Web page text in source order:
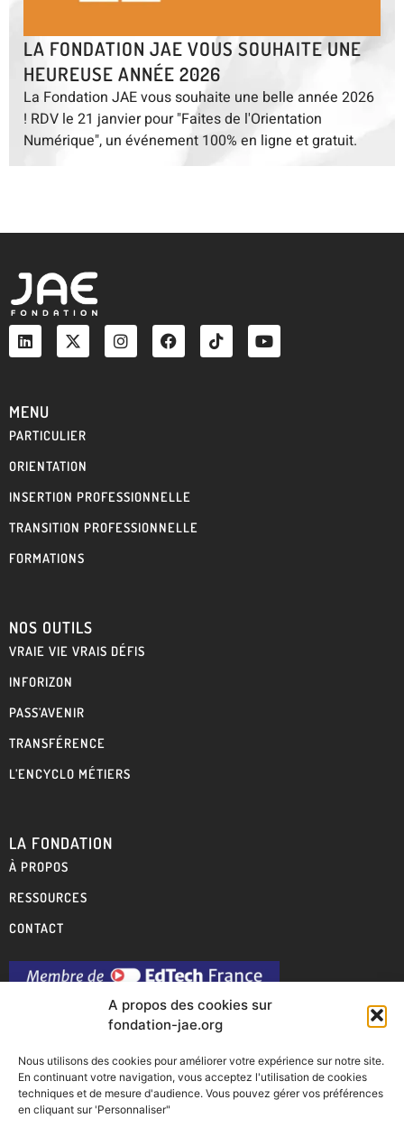
A propos des cookies sur
fondation-jae.org
Nous utilisons des cookies pour améliorer votre expérience sur notre site.
En continuant votre navigation, vous acceptez l'utilisation de cookies
techniques et de mesure d'audience. Vous pouvez gérer vos préférences
en cliquant sur 'Personnaliser"
LA FONDATION JAE VOUS SOUHAITE UNE
HEUREUSE ANNÉE 2026
La Fondation JAE vous souhaite une belle année 2026
! RDV le 21 janvier pour "Faites de l'Orientation
Numérique", un événement 100% en ligne et gratuit.
MENU
PARTICULIER
ORIENTATION
INSERTION PROFESSIONNELLE
TRANSITION PROFESSIONNELLE
FORMATIONS
NOS OUTILS
VRAIE VIE VRAIS DÉFIS
INFORIZON
PASS’AVENIR
TRANSFÉRENCE
L’ENCYCLO MÉTIERS
LA FONDATION
À PROPOS
RESSOURCES
CONTACT